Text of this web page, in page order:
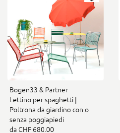
Bogen33 & Partner
Lettino per spaghetti |
Poltrona da giardino con o
senza poggiapiedi
da CHF 680.00